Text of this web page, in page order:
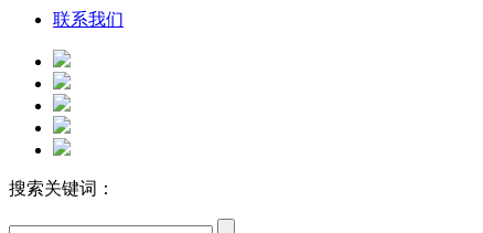
联系我们
搜索关键词：